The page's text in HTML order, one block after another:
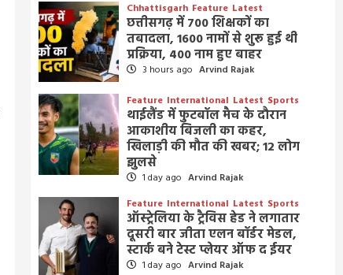
Chhattisgarh Feature Latest
छत्तीसगढ़ में 700 शिक्षकों का
तबादला, 1600 नामों से शुरू हुई थी
प्रक्रिया, 400 नाम हुए बाहर
3 hours ago Arvind Rajak
Feature International Latest Sports
थाईलैंड में फुटबॉल मैच के दौरान
आकाशीय बिजली का कहर,
खिलाड़ी की मौत की खबर; 12 लोग
झुलसे
1 day ago Arvind Rajak
Feature International Latest Sports
ऑस्ट्रेलिया के ट्रैविस हेड ने लगातार
दूसरी बार जीता एलन बॉर्डर मेडल,
स्टार्क बने टेस्ट प्लेयर ऑफ द ईयर
1 day ago Arvind Rajak